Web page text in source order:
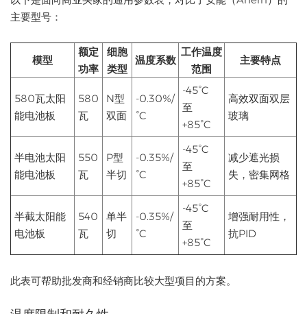
主要型号：
模型
额定
功率
细胞
类型
温度系数
工作温度
范围
主要特点
580瓦太阳
能电池板
580
瓦
N型
双面
-0.30%/
°C
-45°C
至
+85°C
高效双面双层
玻璃
半电池太阳
能电池板
550
瓦
P型
半切
-0.35%/
°C
-45°C
至
+85°C
减少遮光损
失，密集网格
半截太阳能
电池板
540
瓦
单半
切
-0.35%/
°C
-45°C
至
+85°C
增强耐用性，
抗PID
此表可帮助批发商和经销商比较大型项目的方案。